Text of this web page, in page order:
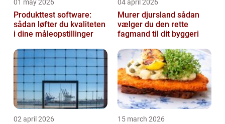
01 may 2026
Produkttest software:
sådan løfter du kvaliteten
i dine måleopstillinger
04 april 2026
Murer djursland sådan
vælger du den rette
fagmand til dit byggeri
02 april 2026 15 march 2026